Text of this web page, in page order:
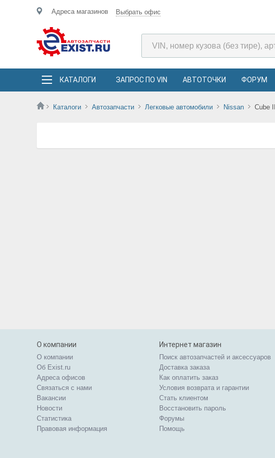
Адреса магазинов Выбрать офис
КАТАЛОГИ ЗАПРОС ПО VIN АВТОТОЧКИ ФОРУМ
Каталоги Автозапчасти Легковые автомобили Nissan Cube III
О компании
О компании
Об Exist.ru
Адреса офисов
Связаться с нами
Вакансии
Новости
Статистика
Правовая информация
Интернет магазин
Поиск автозапчастей и аксессуаров
Доставка заказа
Как оплатить заказ
Условия возврата и гарантии
Стать клиентом
Восстановить пароль
Форумы
Помощь